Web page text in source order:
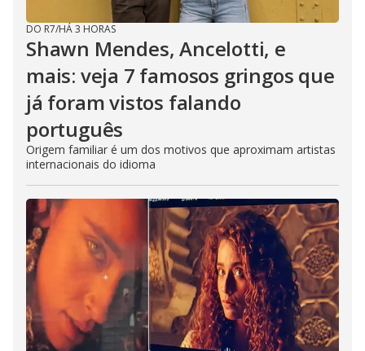
DO R7/HÁ 3 HORAS
Shawn Mendes, Ancelotti, e
mais: veja 7 famosos gringos que
já foram vistos falando
português
Origem familiar é um dos motivos que aproximam artistas
internacionais do idioma